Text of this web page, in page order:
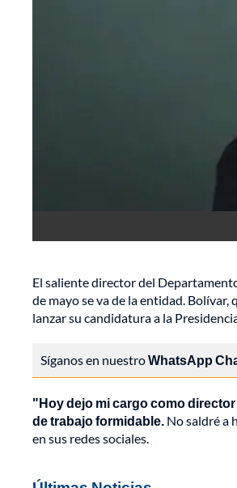
El saliente director del
de mayo se va de la entidad.
lanzar su candidatura a la
Síganos en nuestroWhatsApp
"Hoy dejo mi cargo como
de trabajo formidable. No saldré a
en sus redes sociales.